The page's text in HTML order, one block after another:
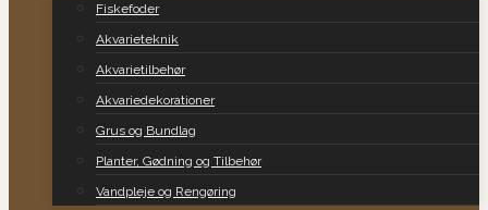
Fiskefoder
Akvarieteknik
Akvarietilbehør
Akvariedekorationer
Grus og Bundlag
Planter, Gødning og Tilbehør
Vandpleje og Rengøring